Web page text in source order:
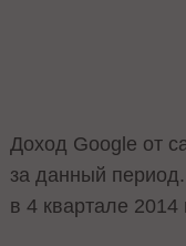
Доход Google от
за данный
в 4 квартале